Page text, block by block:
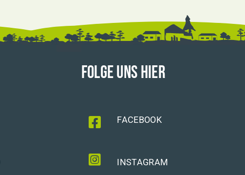
FOLGE UNS HIER
FACEBOOK
INSTAGRAM